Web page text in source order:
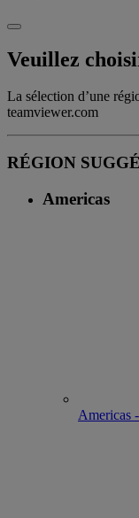
Veuillez
La sélection d’une
teamviewer.com
RÉGION
Americas
Americas